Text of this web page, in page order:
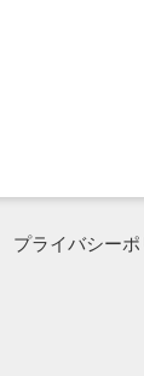
プライバシーポ